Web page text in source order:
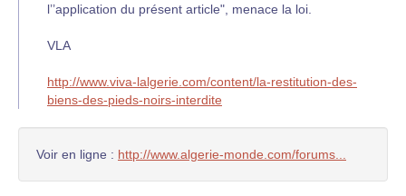
l’’application du présent article", menace la loi.
VLA
http://www.viva-lalgerie.com/content/la-restitution-des-
biens-des-pieds-noirs-interdite
Voir en ligne : http://www.algerie-monde.com/forums...